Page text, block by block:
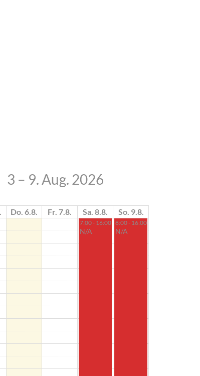
3 – 9. Aug. 2026
Do. 6.8. Fr. 7.8. Sa. 8.8.
So. 9.8.
7:00 - 16:00
N/A
8:00 - 16:00
N/A